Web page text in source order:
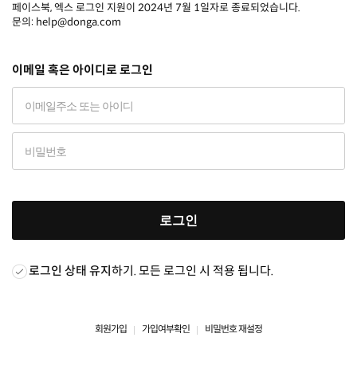
페이스북, 엑스 로그인 지원이 2024년 7월 1일자로 종료되었습니다.
문의: help@donga.com
이메일 혹은 아이디로 로그인
로그인
로그인 상태 유지하기. 모든 로그인 시 적용 됩니다.
회원가입 가입여부확인 비밀번호 재설정